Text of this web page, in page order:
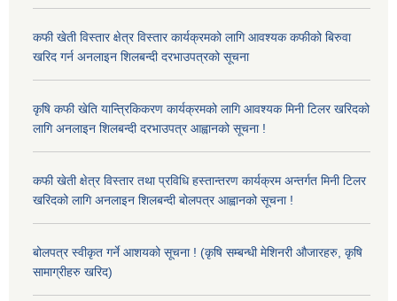
कफी खेती विस्तार क्षेत्र विस्तार कार्यक्रमको लागि आवश्यक कफीको बिरुवा
खरिद गर्न अनलाइन शिलबन्दी दरभाउपत्रको सूचना
कृषि कफी खेति यान्त्रिकिकरण कार्यक्रमको लागि आवश्यक मिनी टिलर खरिदको
लागि अनलाइन शिलबन्दी दरभाउपत्र आह्वानको सूचना !
कफी खेती क्षेत्र विस्तार तथा प्रविधि हस्तान्तरण कार्यक्रम अन्तर्गत मिनी टिलर
खरिदको लागि अनलाइन शिलबन्दी बोलपत्र आह्वानको सूचना !
बोलपत्र स्वीकृत गर्ने आशयको सूचना ! (कृषि सम्बन्धी मेशिनरी औजारहरु, कृषि
सामाग्रीहरु खरिद)